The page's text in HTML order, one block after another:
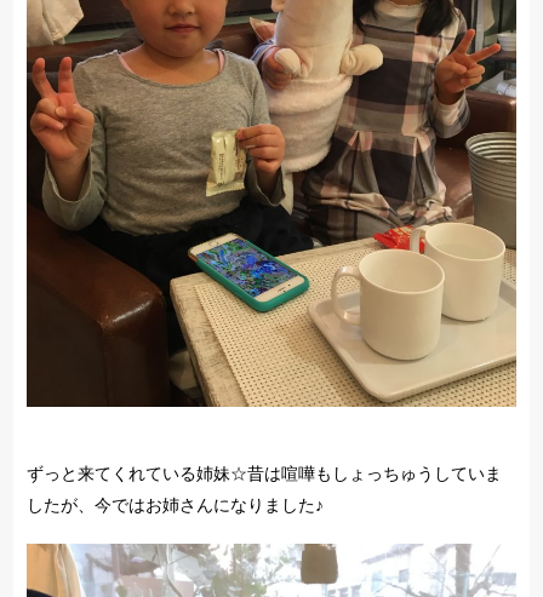
ずっと来てくれている姉妹☆昔は喧嘩もしょっちゅうしていま
したが、今ではお姉さんになりました♪